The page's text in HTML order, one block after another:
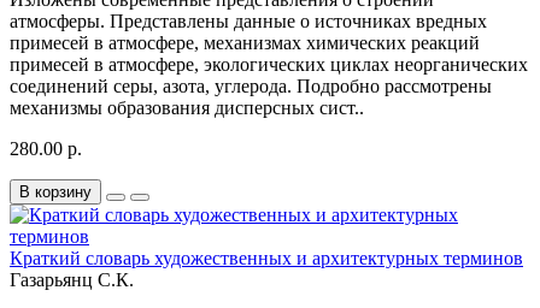
атмосферы. Представлены данные о источниках вредных
примесей в атмосфере, механизмах химических реакций
примесей в атмосфере, экологических циклах неорганических
соединений серы, азота, углерода. Подробно рассмотрены
механизмы образования дисперсных сист..
280.00 р.
В корзину
Краткий словарь художественных и архитектурных терминов
Газарьянц С.К.